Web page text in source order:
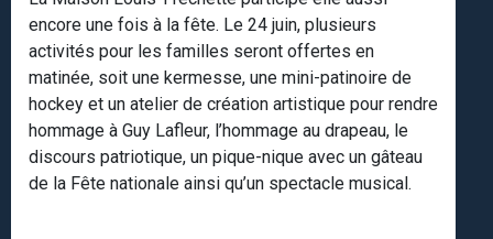
encore une fois à la fête. Le 24 juin, plusieurs
activités pour les familles seront offertes en
matinée, soit une kermesse, une mini-patinoire de
hockey et un atelier de création artistique pour rendre
hommage à Guy Lafleur, l’hommage au drapeau, le
discours patriotique, un pique-nique avec un gâteau
de la Fête nationale ainsi qu’un spectacle musical.